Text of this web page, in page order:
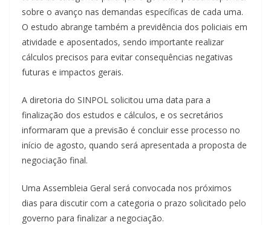
sobre o avanço nas demandas específicas de cada uma.
O estudo abrange também a previdência dos policiais em
atividade e aposentados, sendo importante realizar
cálculos precisos para evitar consequências negativas
futuras e impactos gerais.
A diretoria do SINPOL solicitou uma data para a
finalização dos estudos e cálculos, e os secretários
informaram que a previsão é concluir esse processo no
início de agosto, quando será apresentada a proposta de
negociação final.
Uma Assembleia Geral será convocada nos próximos
dias para discutir com a categoria o prazo solicitado pelo
governo para finalizar a negociação.